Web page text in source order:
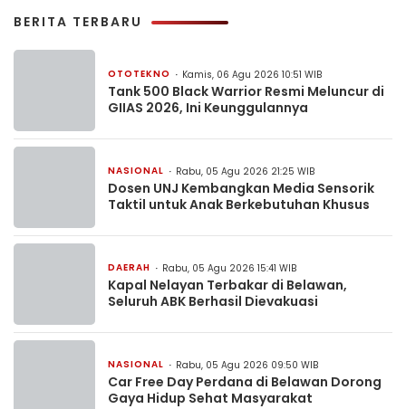
BERITA TERBARU
OTOTEKNO Kamis, 06 Agu 2026 10:51 WIB
Tank 500 Black Warrior Resmi Meluncur di
GIIAS 2026, Ini Keunggulannya
NASIONAL Rabu, 05 Agu 2026 21:25 WIB
Dosen UNJ Kembangkan Media Sensorik
Taktil untuk Anak Berkebutuhan Khusus
DAERAH Rabu, 05 Agu 2026 15:41 WIB
Kapal Nelayan Terbakar di Belawan,
Seluruh ABK Berhasil Dievakuasi
NASIONAL Rabu, 05 Agu 2026 09:50 WIB
Car Free Day Perdana di Belawan Dorong
Gaya Hidup Sehat Masyarakat